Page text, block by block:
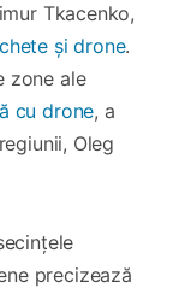
Tkacenko,
și drone.
zone ale
cu drone, a
Oleg
precizează